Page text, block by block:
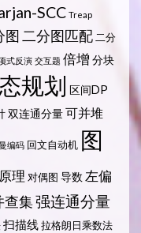
SCC Treap
图 二分图匹配 二分
式反演 交互题 倍增 分块
规划 区间DP
双连通分量可并堆
编码 回文自动机 图
理 对偶图 导数 左偏
查集强连通分量
扫描线拉格朗日乘数法